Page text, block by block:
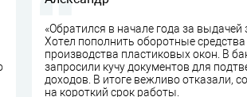
«Обратился в начале года за выдачей
Хотел пополнить оборотные средства
производства пластиковых окон. В
запросили кучу документов для
доходов. В итоге вежливо отказали,
на короткий срок работы.